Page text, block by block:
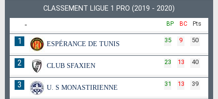
CLASSEMENT LIGUE 1 PRO (2019 - 2020)
- Pts
BC
BP
1 ESPÉRANCE DE TUNIS
50
9
35
2 CLUB SFAXIEN
40
13
23
3 U. S MONASTIRIENNE
39
13
31